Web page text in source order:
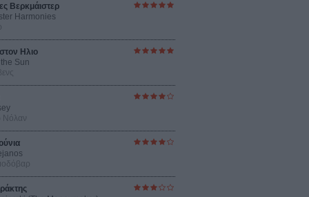
Βερκμάιστερ
Harmonies
Ηλιο
Sun